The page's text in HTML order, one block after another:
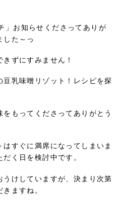
お知らせくださってありが
した～っ
ずにすみません！
乳味噌リゾット！レシピを探
もってくださってありがとう
すぐに満席になってしまいま
く日を検討中です。
けしていますが、決まり次第
ますね。